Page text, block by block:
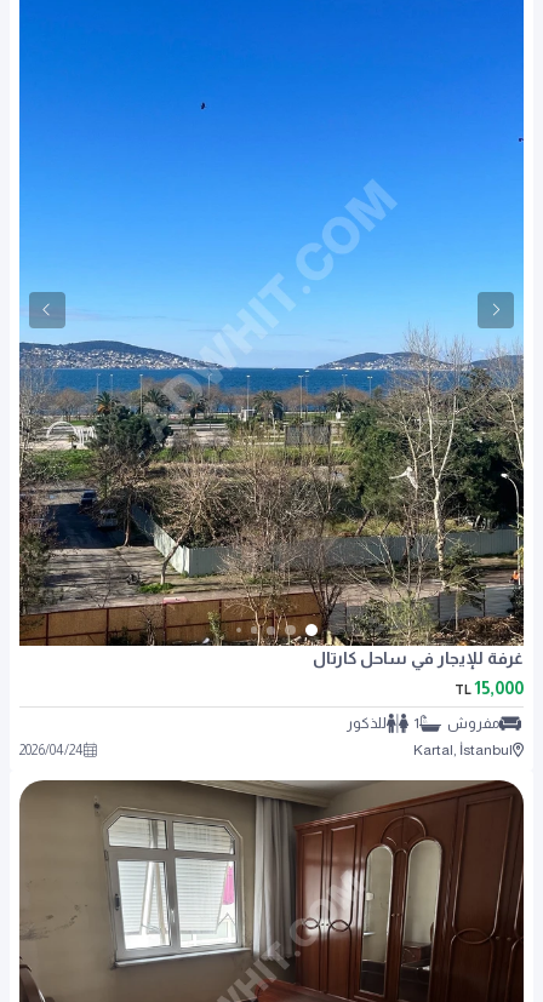
غرفة للإيجار في ساحل كارتال
15,000
TL
مفروش 1
للذكور
Kartal, İstanbul
2026/04/24